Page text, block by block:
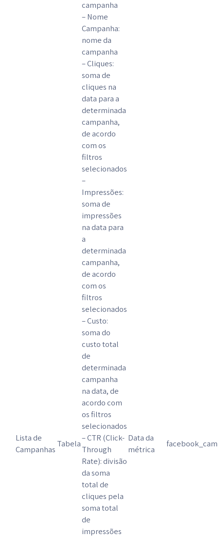
Lista de
Campanhas
Tabela
campanha
– Nome
Campanha:
nome da
campanha
– Cliques:
soma de
cliques na
data para a
determinada
campanha,
de acordo
com os
filtros
selecionados
–
Impressões:
soma de
impressões
na data para
a
determinada
campanha,
de acordo
com os
filtros
selecionados
– Custo:
soma do
custo total
de
determinada
campanha
na data, de
acordo com
os filtros
selecionados
– CTR (Click-
Through
Rate): divisão
da soma
total de
cliques pela
soma total
de
impressões
Data da
métrica